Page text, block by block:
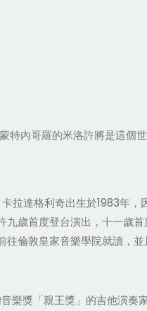
特內哥羅的米洛許將是
拉達格利奇出生於1983年
歲首度登台演出，十一歲
倫敦皇家音樂學院就讀，並
獎「親王獎」的吉他演